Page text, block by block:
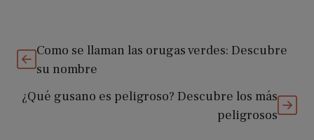
Como se llaman las orugas verdes: Descubre
su nombre
¿Qué gusano es peligroso? Descubre los más
peligrosos